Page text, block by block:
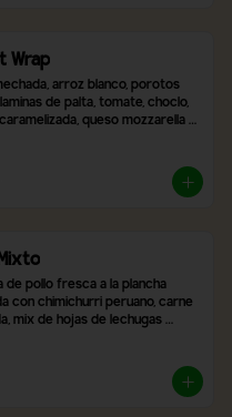
Wrap
arroz blanco, porotos
de palta, tomate, choclo,
queso mozzarella y
de pollo fresca a la plancha
con chimichurri peruano, carne
mix de hojas de lechugas